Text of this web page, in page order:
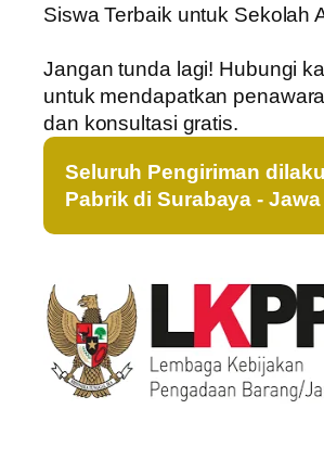
Siswa Terbaik untuk Sekolah
Jangan tunda lagi! Hubungi
untuk mendapatkan
dan konsultasi gratis.
Seluruh Pengiriman
Pabrik di Surabaya -